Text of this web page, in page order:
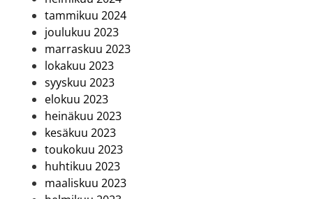
tammikuu 2024
joulukuu 2023
marraskuu 2023
lokakuu 2023
syyskuu 2023
elokuu 2023
heinäkuu 2023
kesäkuu 2023
toukokuu 2023
huhtikuu 2023
maaliskuu 2023